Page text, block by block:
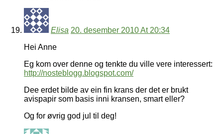
Elisa 20. desember 2010 At 20:34
Hei Anne
Eg kom over denne og tenkte du ville vere interessert:
http://nosteblogg.blogspot.com/
Dee erdet bilde av ein fin krans der det er brukt
avispapir som basis inni kransen, smart eller?
Og for øvrig god jul til deg!